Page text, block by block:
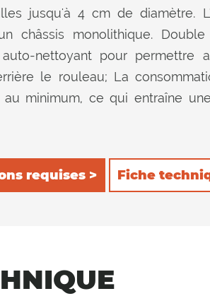
jusqu'à 4 cm de diamètre.
châssis monolithique.
nettoyant pour permettre
le rouleau; La
au minimum, ce qui entraîne
Les contre couteaux
qualité de coupe dans les 2
requises > Fiche